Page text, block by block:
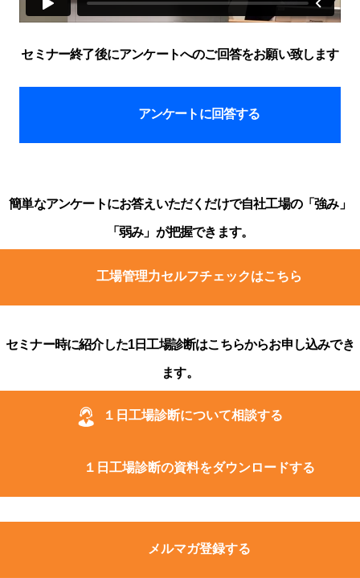
セミナー終了後にアンケートへのご回答をお願い致します
アンケートに回答する
簡単なアンケートにお答えいただくだけで自社工場の「強み」
「弱み」が把握できます。
工場管理力セルフチェックはこちら
セミナー時に紹介した1日工場診断はこちらからお申し込みでき
ます。
１日工場診断について相談する
１日工場診断の資料をダウンロードする
メルマガ登録する